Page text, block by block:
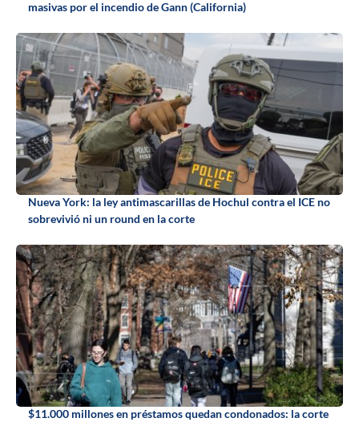
masivas por el incendio de Gann (California)
Nueva York: la ley antimascarillas de Hochul contra el ICE no
sobrevivió ni un round en la corte
$11.000 millones en préstamos quedan condonados: la corte